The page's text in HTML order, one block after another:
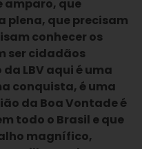
amparo, que
plena, que precisam
conhecer os
ser cidadãos
LBV aqui é uma
conquista, é uma
da Boa Vontade é
todo o Brasil e que
magnífico,